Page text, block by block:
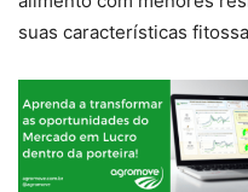
suas características